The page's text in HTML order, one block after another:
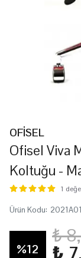
OFİSEL
Ofisel Viva
Koltuğu -
1
Ürün Kodu:
%12
₺
₺